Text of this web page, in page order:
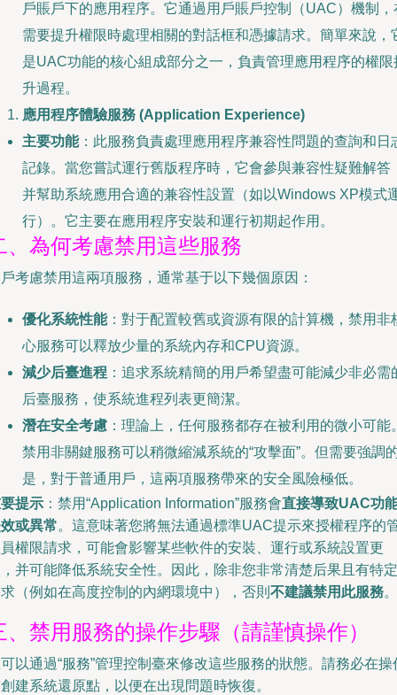
戶賬戶下的應用程序。它通過用戶賬戶控制（UAC）機制，
需要提升權限時處理相關的對話框和憑據請求。簡單來說，
是UAC功能的核心組成部分之一，負責管理應用程序的權限
升過程。
應用程序體驗服務 (Application Experience)
主要功能：此服務負責處理應用程序兼容性問題的查詢和日
記錄。當您嘗試運行舊版程序時，它會參與兼容性疑難解答
并幫助系統應用合適的兼容性設置（如以Windows XP模式
行）。它主要在應用程序安裝和運行初期起作用。
、為何考慮禁用這些服務
考慮禁用這兩項服務，通常基于以下幾個原因：
優化系統性能：對于配置較舊或資源有限的計算機，禁用非
心服務可以釋放少量的系統內存和CPU資源。
減少后臺進程 ：追求系統精簡的用戶希望盡可能減少非必需
后臺服務，使系統進程列表更簡潔。
潛在安全考慮 ：理論上，任何服務都存在被利用的微小可能
禁用非關鍵服務可以稍微縮減系統的“攻擊面”。但需要強調
是，對于普通用戶，這兩項服務帶來的安全風險極低。
提示 ：禁用“Application Information”服務會直接導致UAC功
或異常。這意味著您將無法通過標準UAC提示來授權程序的
權限請求，可能會影響某些軟件的安裝、運行或系統設置更
并可能降低系統安全性。因此，除非您非常清楚后果且有特定
（例如在高度控制的內網環境中），否則 不建議禁用此服務。
、禁用服務的操作步驟（請謹慎操作）
以通過“服務”管理控制臺來修改這些服務的狀態。請務必在操
建系統還原點，以便在出現問題時恢復。